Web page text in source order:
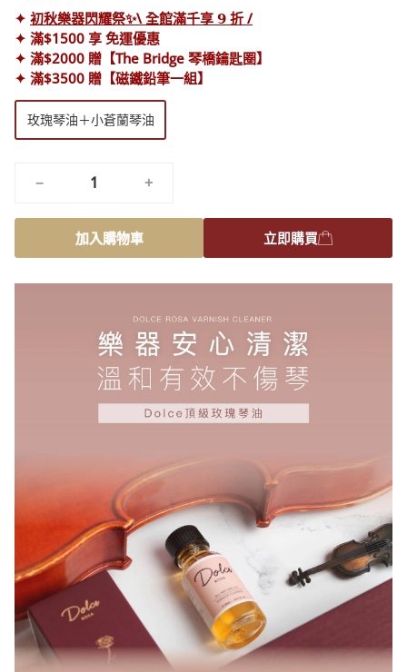
✦ 初秋樂器閃耀祭✨\ 全館滿千享 𝟵 折 /
✦ 滿$1500 享 免運優惠
✦ 滿$2000 贈【The Bridge 琴橋鑰匙圈】
✦ 滿$3500 贈【磁鐵鉛筆一組】
款
玫瑰琴油＋小蒼蘭琴油
− +
加入購物車 立即購買